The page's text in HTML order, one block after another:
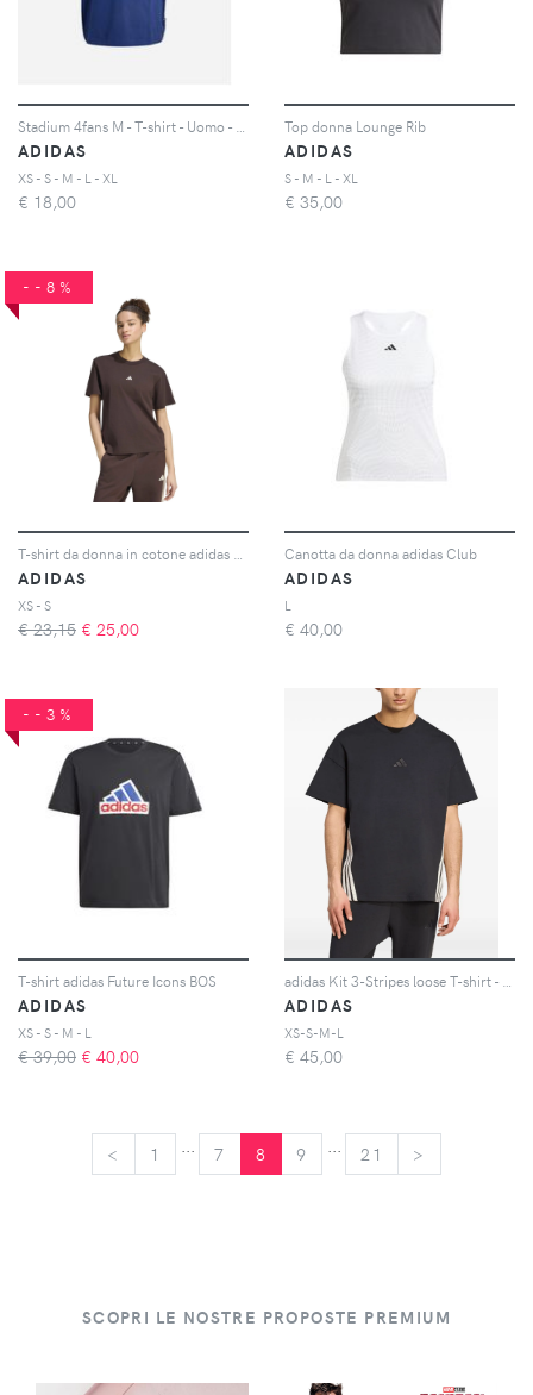
ADIDAS
XS - S - M - L - XL
€ 18,00
Top donna Lounge Rib
ADIDAS
S - M - L - XL
€ 35,00
--8%
ADIDAS
XS - S
€ 23,15 € 25,00
Canotta da donna adidas Club
ADIDAS
L
€ 40,00
--3%
T-shirt adidas Future Icons BOS
ADIDAS
XS - S - M - L
€ 39,00 € 40,00
ADIDAS
XS-S-M-L
€ 45,00
< 1 ... 7 8 9 ... 21 >
SCOPRI LE NOSTRE PROPOSTE PREMIUM